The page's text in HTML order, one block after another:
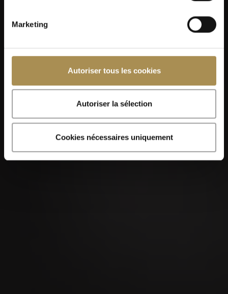
Marketing
Autoriser tous les cookies
Autoriser la sélection
Cookies nécessaires uniquement